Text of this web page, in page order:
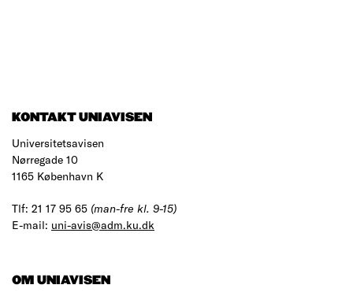
KONTAKT UNIAVISEN
Universitetsavisen
Nørregade 10
1165 København K
Tlf: 21 17 95 65 (man-fre kl. 9-15)
E-mail: uni-avis@adm.ku.dk
OM UNIAVISEN